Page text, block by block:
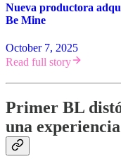
Nueva productora
Be Mine
October 7, 2025
Read full story
Primer BL
una